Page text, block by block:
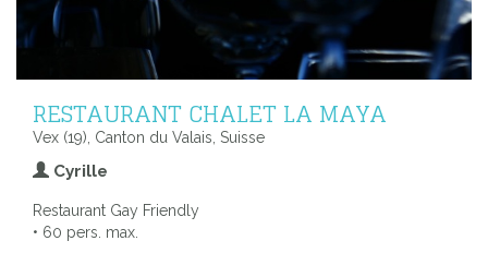
RESTAURANT CHALET LA MAYA
Vex (19), Canton du Valais, Suisse
Cyrille
Restaurant Gay Friendly
• 60 pers. max.